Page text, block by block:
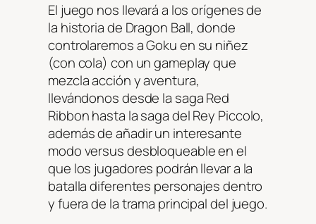
El juego nos llevará a los orígenes de
la historia de Dragon Ball, donde
controlaremos a Goku en su niñez
(con cola) con un gameplay que
mezcla acción y aventura,
llevándonos desde la saga Red
Ribbon hasta la saga del Rey Piccolo,
además de añadir un interesante
modo versus desbloqueable en el
que los jugadores podrán llevar a la
batalla diferentes personajes dentro
y fuera de la trama principal del juego.